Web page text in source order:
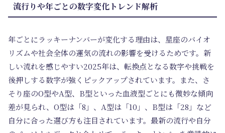
流行りや年ごとの数字変化トレンド解析
年ごとにラッキーナンバーが変化する理由は、星座のバイオ
リズムや社会全体の運気の流れの影響を受けるためです。新
しい流れを感じやすい2025年は、転換点となる数字や挑戦を
後押しする数字が強くピックアップされています。また、さ
そり座のO型やA型、B型といった血液型ごとにも微妙な傾向
差が見られ、O型は「8」、A型は「10」、B型は「28」など
自分に合った選び方も注目されています。最新の流行や自分